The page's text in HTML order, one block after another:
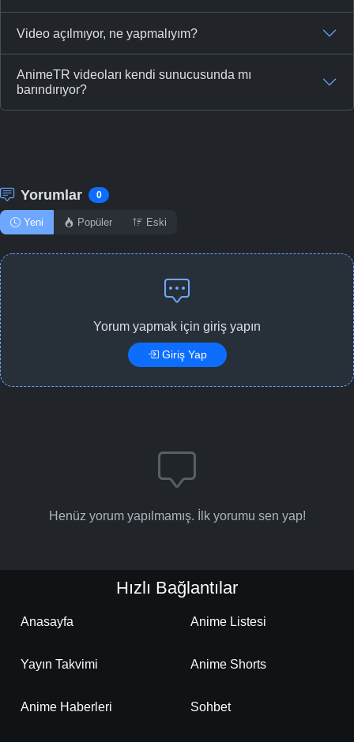
Video açılmıyor, ne yapmalıyım?
AnimeTR videoları kendi sunucusunda mı
barındırıyor?
Yorumlar 0
Yeni Popüler Eski
Yorum yapmak için giriş yapın
Giriş Yap
Henüz yorum yapılmamış. İlk yorumu sen yap!
Hızlı Bağlantılar
Anasayfa Anime Listesi
Yayın Takvimi Anime Shorts
Anime Haberleri Sohbet